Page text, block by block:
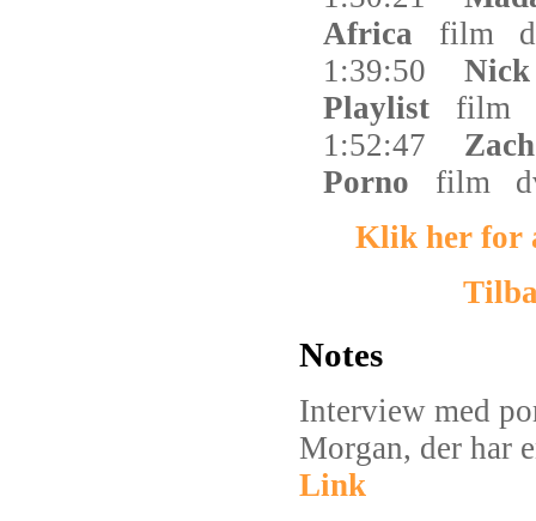
Africa
film
1:39:50
Playlist
film
1:52:47
Porno
film
Klik her for
Notes
Interview med
Morgan, der har
Link